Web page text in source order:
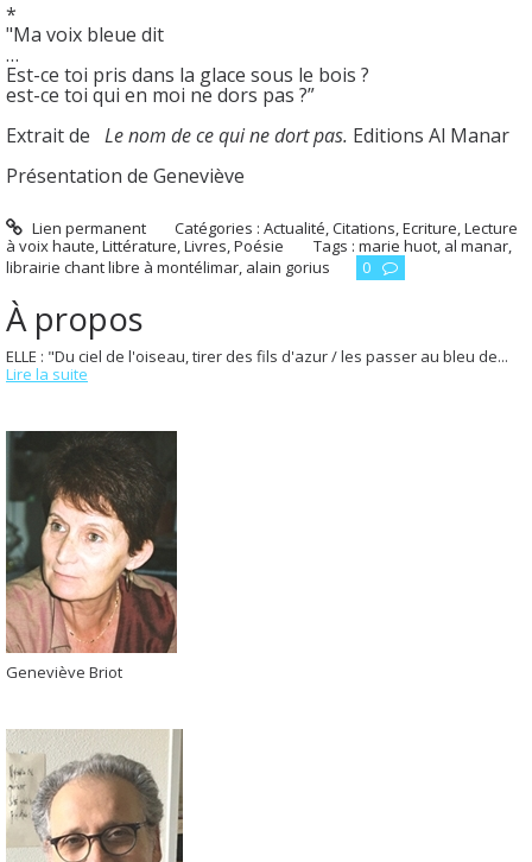
*
"Ma voix bleue dit
…
Est-ce toi pris dans la glace sous le bois ?
est-ce toi qui en moi ne dors pas ?”
Extrait de Le nom de ce qui ne dort pas. Editions Al Manar
Présentation de Geneviève
Lien permanent Catégories :Actualité,Citations,Ecriture,Lecture
à voix haute,Littérature,Livres,Poésie Tags : marie huot, al manar,
librairie chant libre à montélimar, alain gorius 0
À propos
ELLE : "Du ciel de l'oiseau, tirer des fils d'azur / les passer au bleu de...
Lire la suite
Geneviève Briot